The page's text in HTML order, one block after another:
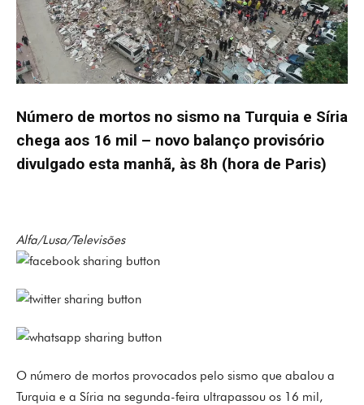
Número de mortos no sismo na Turquia e Síria
chega aos 16 mil – novo balanço provisório
divulgado esta manhã, às 8h (hora de Paris)
Alfa/Lusa/Televisões
O número de mortos provocados pelo sismo que abalou a
Turquia e a Síria na segunda-feira ultrapassou os 16 mil,